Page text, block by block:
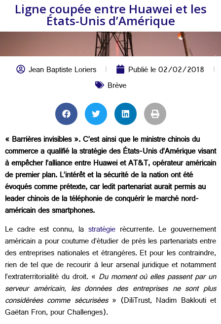
Ligne coupée entre Huawei et les
États-Unis d’Amérique
Jean Baptiste Loriers Publié le02/02/2018
Brève
« Barrières invisibles ». C’est ainsi que le ministre chinois du
commerce a qualifié la stratégie des États-Unis d’Amérique visant
à empêcher l’alliance entre Huawei et AT&T, opérateur américain
de premier plan. L’intérêt et la sécurité de la nation ont été
évoqués comme prétexte, car ledit partenariat aurait permis au
leader chinois de la téléphonie de conquérir le marché nord-
américain des smartphones.
Le cadre est connu, la stratégierécurrente. Le gouvernement
américain a pour coutume d’étudier de près les partenariats entre
des entreprises nationales et étrangères. Et pour les contraindre,
rien de tel que de recourir à leur arsenal juridique et notamment
l’extraterritorialité du droit. « Du moment où elles passent par un
serveur américain, les données des entreprises ne sont plus
considérées comme sécurisées » (DiliTrust, Nadim Baklouti et
Gaëtan Fron, pour Challenges).